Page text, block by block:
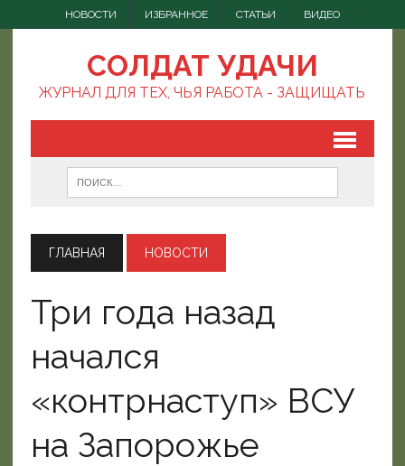
НОВОСТИ ИЗБРАННОЕ СТАТЬИ ВИДЕО
СОЛДАТ УДАЧИ
ЖУРНАЛ ДЛЯ ТЕХ, ЧЬЯ РАБОТА - ЗАЩИЩАТЬ
ГЛАВНАЯ НОВОСТИ
Три года назад
начался
«контрнаступ» ВСУ
на Запорожье